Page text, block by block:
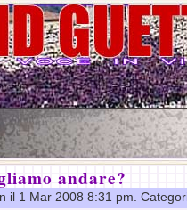
andare?
il 1 Mar 2008 8:31 pm.